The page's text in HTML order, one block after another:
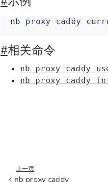
nb proxy caddy
#相关命令
nb proxy caddy
nb proxy caddy
上一页
nb proxy caddy